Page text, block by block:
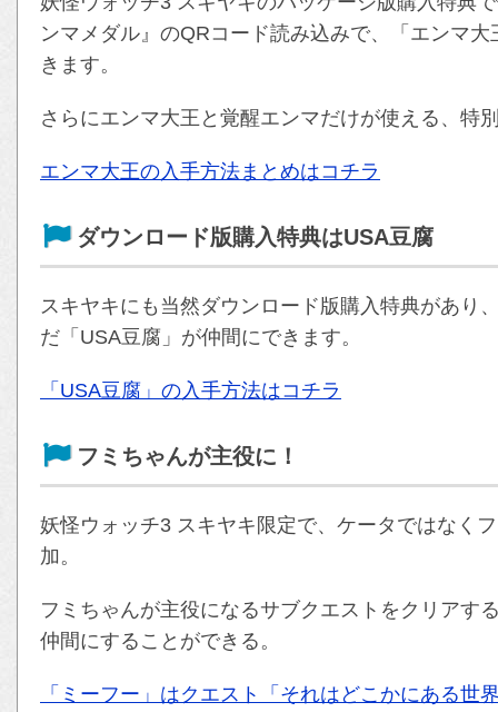
ンマメダル』のQRコード読み込みで、「エンマ
きます。
さらにエンマ大王と覚醒エンマだけが使える、特
エンマ大王の入手方法まとめはコチラ
ダウンロード版購入特典はUSA豆腐
スキヤキにも当然ダウンロード版購入特典があり
だ「USA豆腐」が仲間にできます。
「USA豆腐」の入手方法はコチラ
フミちゃんが主役に！
妖怪ウォッチ3 スキヤキ限定で、ケータではなく
加。
フミちゃんが主役になるサブクエストをクリアす
仲間にすることができる。
「ミーフー」はクエスト「それはどこかにある世